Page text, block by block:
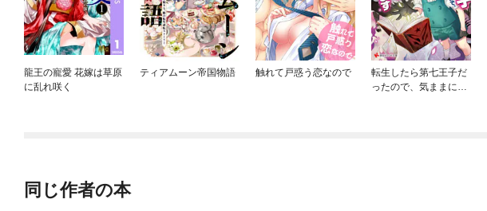
龍王の寵愛 花嫁は草原
に乱れ咲く
ティアムーン帝国物語 触れて戸惑う恋なので
転生したら第七王子だ
ったので、気ままに魔
同じ作者の本